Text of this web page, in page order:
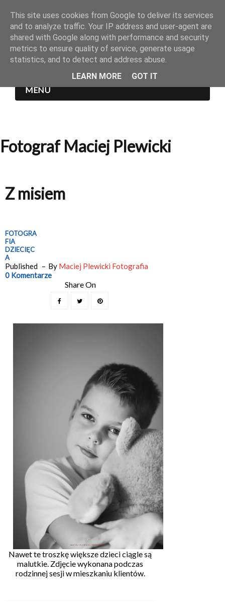
MENU
Fotograf Maciej Plewicki
Z misiem
FOTOGRA
FIA
DZIECIĘC
A
Published By Maciej Plewicki Fotografia
0 Komentarze
Nawet te troszkę większe dzieci ciągle są
malutkie. Zdjęcie wykonana podczas
rodzinnej sesji w mieszkaniu klientów.
This site uses cookies from Google to deliver its services
and to analyze traffic. Your IP address and user-agent are
shared with Google along with performance and security
metrics to ensure quality of service, generate usage
statistics, and to detect and address abuse.
LEARN MORE
GOT IT